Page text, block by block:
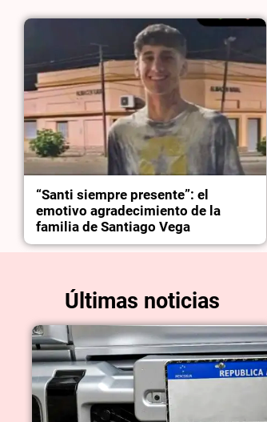
“Santi siempre presente”: el
emotivo agradecimiento de la
familia de Santiago Vega
Últimas noticias